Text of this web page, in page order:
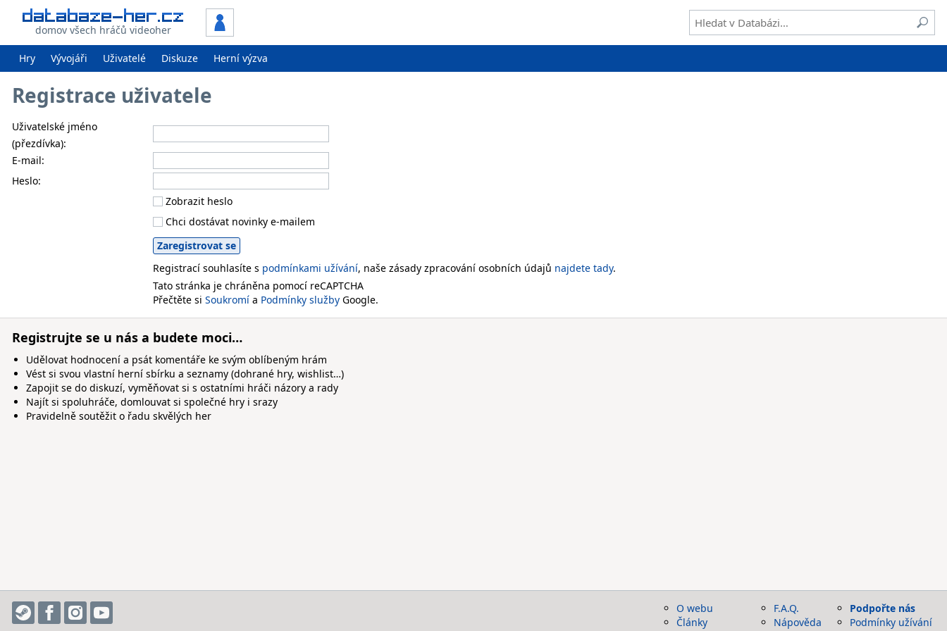
domov všech hráčů videoher
Hry Vývojáři Uživatelé Diskuze Herní výzva
Registrace uživatele
Uživatelské jméno
(přezdívka):
E-mail:
Heslo:
Zobrazit heslo
Chci dostávat novinky e-mailem
Registrací souhlasíte s podmínkami užívání, naše zásady zpracování osobních údajů najdete tady.
Tato stránka je chráněna pomocí reCAPTCHA
Přečtěte si Soukromí a Podmínky služby Google.
Registrujte se u nás a budete moci…
Udělovat hodnocení a psát komentáře ke svým oblíbeným hrám
Vést si svou vlastní herní sbírku a seznamy (dohrané hry, wishlist…)
Zapojit se do diskuzí, vyměňovat si s ostatními hráči názory a rady
Najít si spoluhráče, domlouvat si společné hry i srazy
Pravidelně soutěžit o řadu skvělých her
O webu
Články
F.A.Q.
Nápověda
Podpořte nás
Podmínky užívání